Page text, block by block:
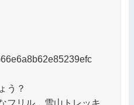
う？
フリル、雪山トレッキ